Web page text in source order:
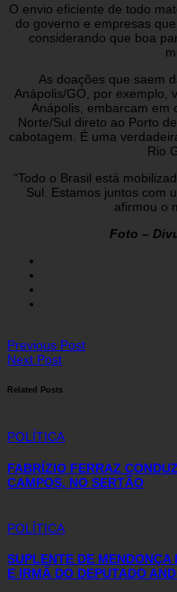
O envio eficiente de todo
do governo e empresas
considerando que boa
As doações que saem
Anápolis/GO, por exemplo,
Anápolis, embarcam em
Norte/Sul direto ao Porto
cabotagem. É uma
Rio
“Todo o Brasil está
Sul. Estamos juntos com
afirmou o
Foto –
Previous Post
Next Post
Related Posts
POLÍTICA
FABRÍZIO FERRAZ
CAMPOS, NO SERTÃO
POLÍTICA
SUPLENTE DE
E IRMÃ DO DEPUTADO